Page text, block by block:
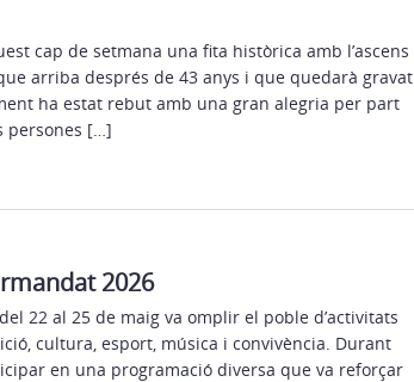
cap de setmana una fita històrica amb l’ascens
arriba després de 43 anys i que quedarà gravat
ha estat rebut amb una gran alegria per part
persones […]
2026
22 al 25 de maig va omplir el poble d’activitats
cultura, esport, música i convivència. Durant
en una programació diversa que va reforçar